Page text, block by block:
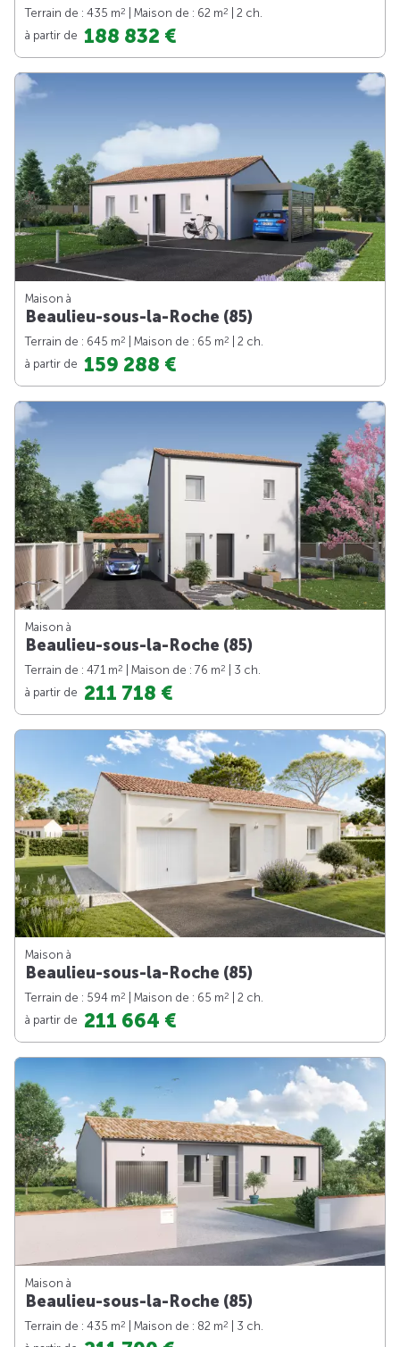
Terrain de : 435 m2 | Maison de : 62 m2
| 2 ch.
à partir de 188 832 €
Maison à
Beaulieu-sous-la-Roche (85)
Terrain de : 645 m2 | Maison de : 65 m2
| 2 ch.
à partir de 159 288 €
Maison à
Beaulieu-sous-la-Roche (85)
Terrain de : 471 m2 | Maison de : 76 m2
| 3 ch.
à partir de 211 718 €
Maison à
Beaulieu-sous-la-Roche (85)
Terrain de : 594 m2 | Maison de : 65 m2
| 2 ch.
à partir de 211 664 €
Maison à
Beaulieu-sous-la-Roche (85)
Terrain de : 435 m2 | Maison de : 82 m2
| 3 ch.